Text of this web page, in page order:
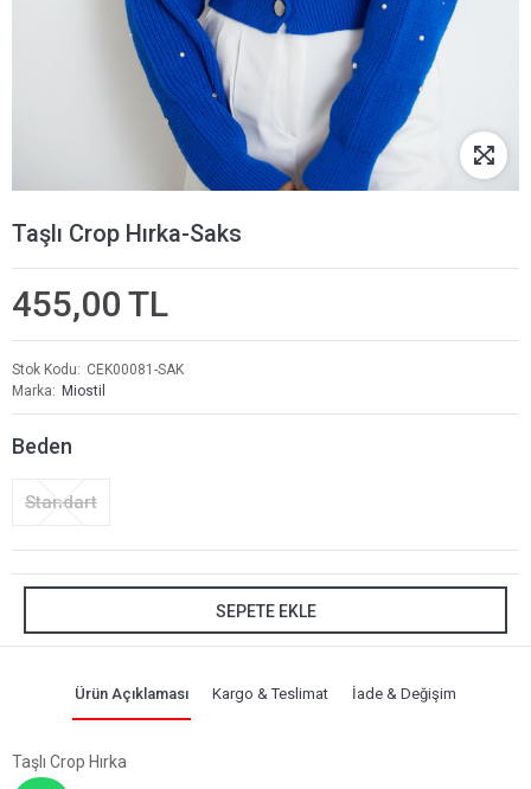
Taşlı Crop Hırka-Saks
455,00 TL
Stok Kodu
CEK00081-SAK
Marka
Miostil
Beden
Standart
SEPETE EKLE
Ürün Açıklaması Kargo & Teslimat İade & Değişim
Taşlı Crop Hırka